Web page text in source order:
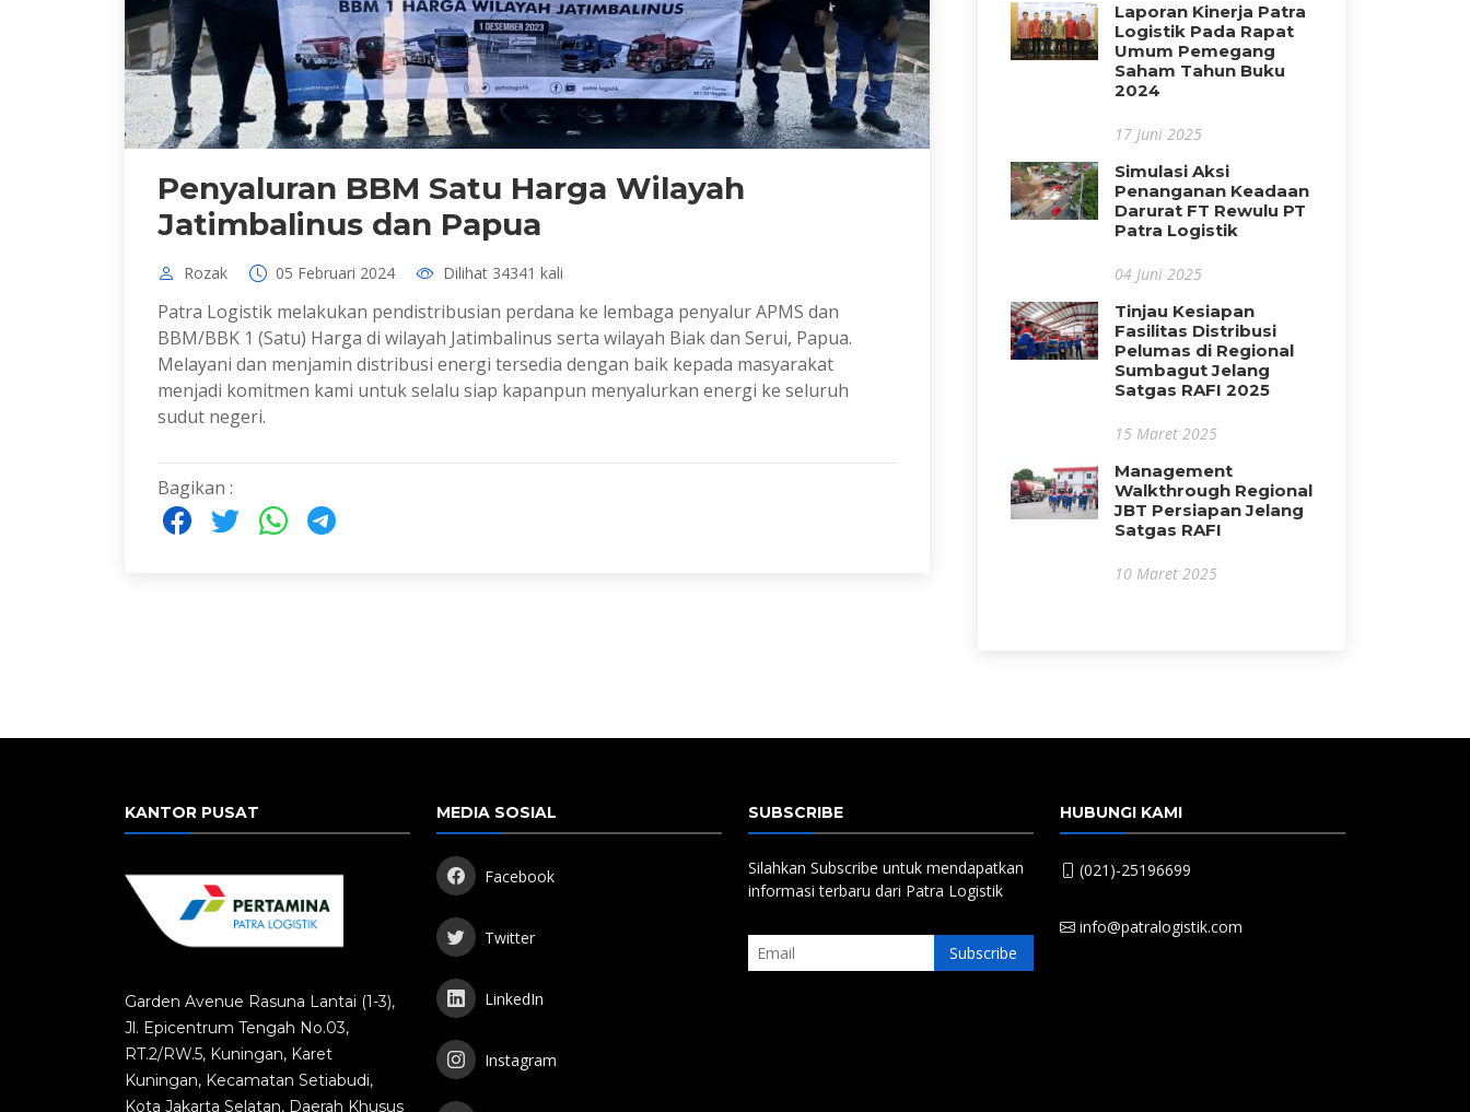
Penyaluran BBM Satu Harga Wilayah
Jatimbalinus dan Papua
Rozak 05 Februari 2024 Dilihat 34341 kali
Patra Logistik melakukan pendistribusian perdana ke lembaga penyalur APMS dan
BBM/BBK 1 (Satu) Harga di wilayah Jatimbalinus serta wilayah Biak dan Serui, Papua.
Melayani dan menjamin distribusi energi tersedia dengan baik kepada masyarakat
menjadi komitmen kami untuk selalu siap kapanpun menyalurkan energi ke seluruh
sudut negeri.
Bagikan :
Laporan Kinerja Patra
Logistik Pada Rapat
Umum Pemegang
Saham Tahun Buku
2024
17 Juni 2025
Simulasi Aksi
Penanganan Keadaan
Darurat FT Rewulu PT
Patra Logistik
04 Juni 2025
Tinjau Kesiapan
Fasilitas Distribusi
Pelumas di Regional
Sumbagut Jelang
Satgas RAFI 2025
15 Maret 2025
Management
Walkthrough Regional
JBT Persiapan Jelang
Satgas RAFI
10 Maret 2025
KANTOR PUSAT
Garden Avenue Rasuna Lantai (1-3),
Jl. Epicentrum Tengah No.03,
RT.2/RW.5, Kuningan, Karet
Kuningan, Kecamatan Setiabudi,
Kota Jakarta Selatan, Daerah Khusus
MEDIA SOSIAL
Facebook
Twitter
LinkedIn
Instagram
SUBSCRIBE
Silahkan Subscribe untuk mendapatkan
informasi terbaru dari Patra Logistik
HUBUNGI KAMI
(021)-25196699
info@patralogistik.com